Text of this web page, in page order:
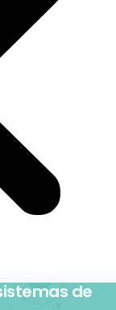
de